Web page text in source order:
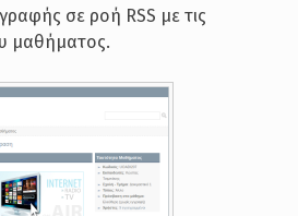
σε ροή RSS με τις
μαθήματος.